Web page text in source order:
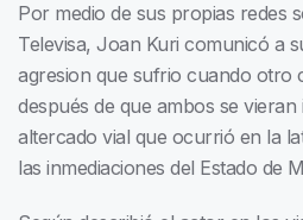
Por medio de sus propias redes
Televisa, Joan Kuri comunicó a
agresion que sufrio cuando otro
después de que ambos se
altercado vial que ocurrió en la
las inmediaciones del Estado de